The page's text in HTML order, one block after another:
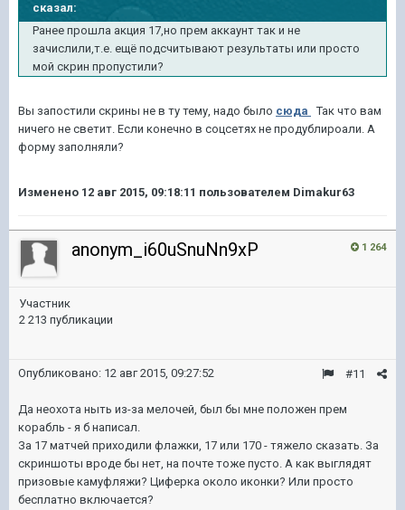
сказал:
Ранее прошла акция 17,но прем аккаунт так и не
зачислили,т.е. ещё подсчитывают результаты или просто
мой скрин пропустили?
Вы запостили скрины не в ту тему, надо было сюда Так что вам
ничего не светит. Если конечно в соцсетях не продублироали. А
форму заполняли?
Изменено 12 авг 2015, 09:18:11 пользователем Dimakur63
1 264
anonym_i60uSnuNn9xP
Участник
2 213 публикации
#11
Опубликовано: 12 авг 2015, 09:27:52
Да неохота ныть из-за мелочей, был бы мне положен прем
корабль - я б написал.
За 17 матчей приходили флажки, 17 или 170 - тяжело сказать. За
скриншоты вроде бы нет, на почте тоже пусто. А как выглядят
призовые камуфляжи? Циферка около иконки? Или просто
бесплатно включается?